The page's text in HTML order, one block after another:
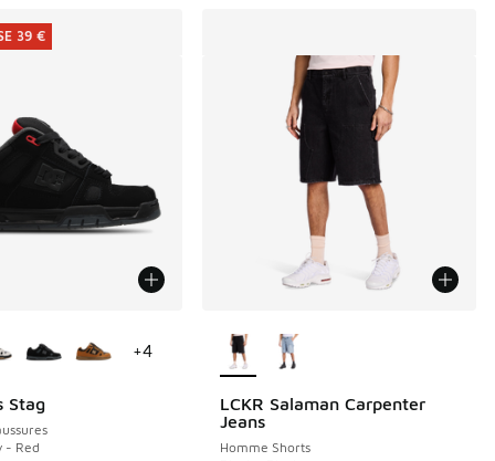
Stag
- Red
39 €
+4
39 €
LCKR Salaman Carpenter
Jeans
Homme Shorts